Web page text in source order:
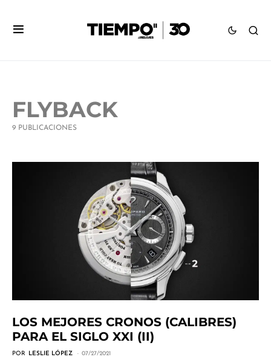
FLYBACK
9 PUBLICACIONES
LOS MEJORES CRONOS (CALIBRES)
PARA EL SIGLO XXI (II)
POR LESLIE LÓPEZ 07/27/2021